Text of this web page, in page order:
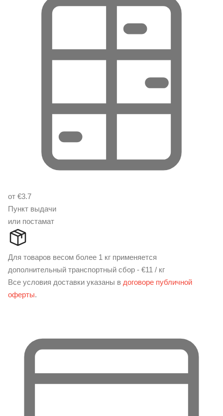
от €3.7
Пункт выдачи
или постамат
Для товаров весом более 1 кг применяется
дополнительный транспортный сбор - €11 / кг
Все условия доставки указаны в договоре публичной
оферты.